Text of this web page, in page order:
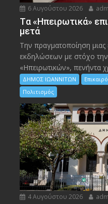
6 Αυγούστου 2026
Tα «Ηπειρωτικά»
μετά
Την πραγματοποίηση μιας
εκδηλώσεων με στόχο
«Ηπειρωτικών», πενήντα
ΔΗΜΟΣ ΙΩΑΝΝΙΤΩΝ
Πολιτισμός
4 Αυγούστου 2026